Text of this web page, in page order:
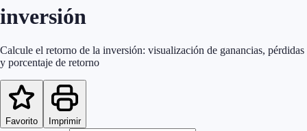
inversión
Calcule el retorno de la inversión: visualización de ganancias, pérdidas
y porcentaje de retorno
Favorito Imprimir